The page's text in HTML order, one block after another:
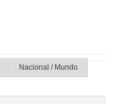
Nacional / Mundo